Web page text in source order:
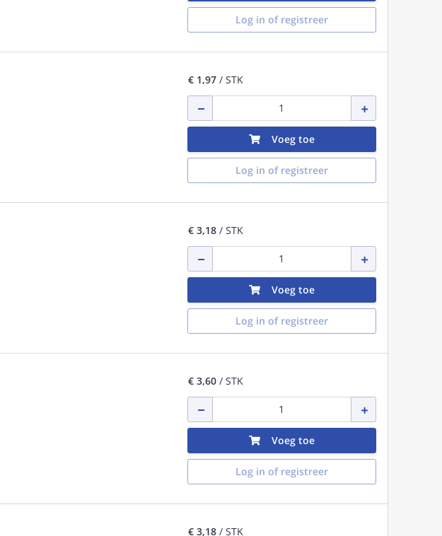
Log in of registreer
€ 1,97/ STK
Voeg toe
Log in of registreer
€ 3,18/ STK
Voeg toe
Log in of registreer
€ 3,60/ STK
Voeg toe
Log in of registreer
€ 3,18/ STK